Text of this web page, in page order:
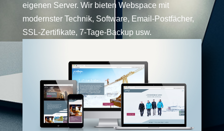
eigenen Server. Wir bieten Webspace mit
modernster Technik, Software, Email-Postfächer,
SSL-Zertifikate, 7-Tage-Backup usw.